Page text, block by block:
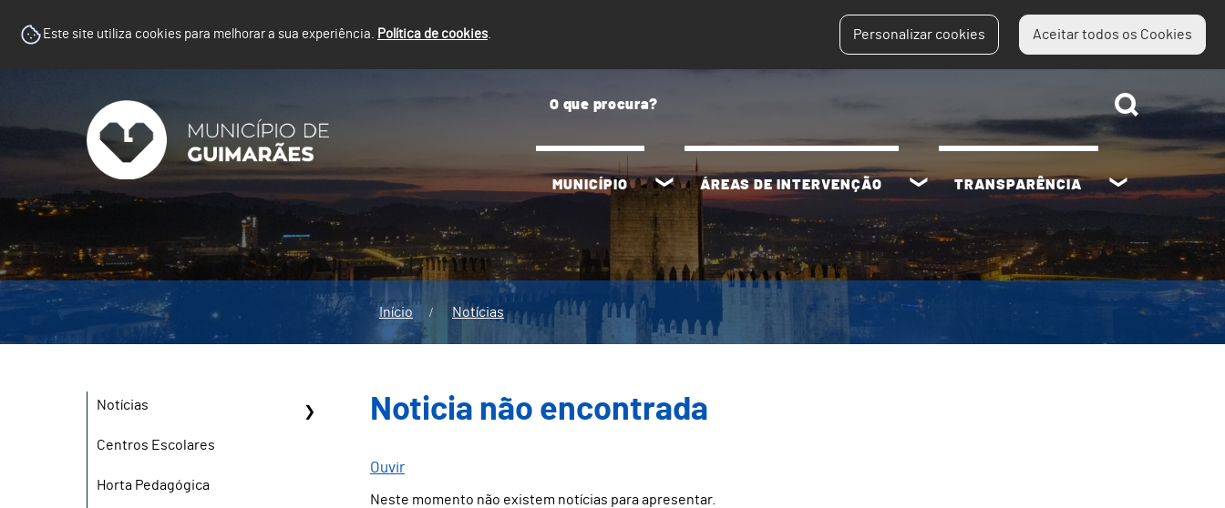
Este site utiliza cookies para melhorar a sua experiência. Política de cookies. Personalizar cookies Aceitar todos os Cookies
MUNICÍPIO ÁREAS DE INTERVENÇÃO TRANSPARÊNCIA
Início Notícias
Notícias
Centros Escolares
Horta Pedagógica
Noticia não encontrada
Ouvir
Neste momento não existem notícias para apresentar.